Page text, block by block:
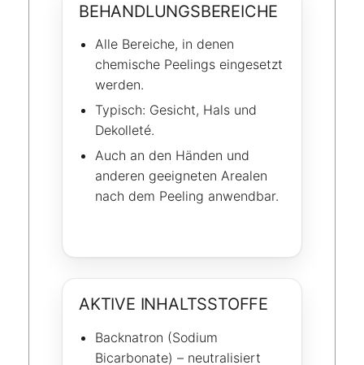
BEHANDLUNGSBEREICHE
Alle Bereiche, in denen
chemische Peelings eingesetzt
werden.
Typisch: Gesicht, Hals und
Dekolleté.
Auch an den Händen und
anderen geeigneten Arealen
nach dem Peeling anwendbar.
AKTIVE INHALTSSTOFFE
Backnatron (Sodium
Bicarbonate) – neutralisiert